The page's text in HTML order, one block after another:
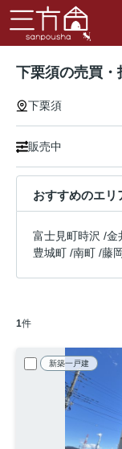
下栗須の売買・
下栗須
販売中
おすすめのエリ
富士見町時沢 /金
豊城町 /南町 /藤岡
1件
新築一戸建